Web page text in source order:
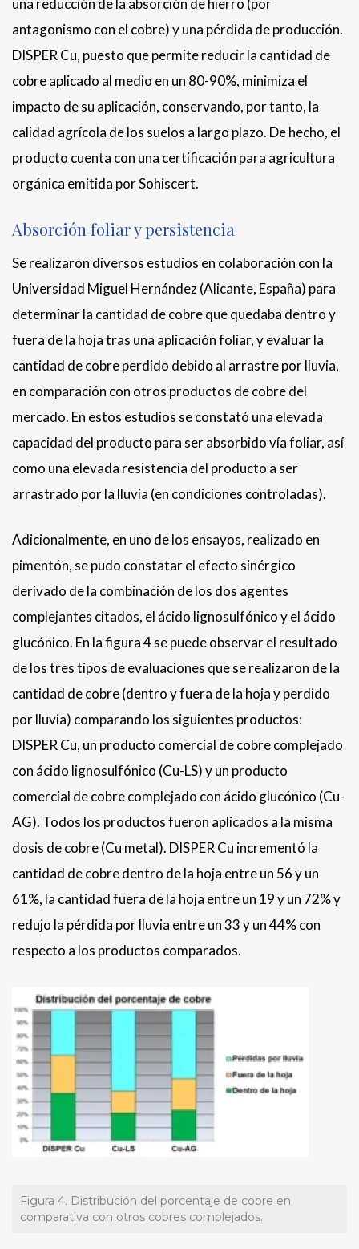
antagonismo con el cobre) y una pérdida de producción.
DISPER Cu, puesto que permite reducir la cantidad de
cobre aplicado al medio en un 80-90%, minimiza el
impacto de su aplicación, conservando, por tanto, la
calidad agrícola de los suelos a largo plazo. De hecho, el
producto cuenta con una certificación para agricultura
orgánica emitida por Sohiscert.
Absorción foliar y persistencia
Se realizaron diversos estudios en colaboración con la
Universidad Miguel Hernández (Alicante, España) para
determinar la cantidad de cobre que quedaba dentro y
fuera de la hoja tras una aplicación foliar, y evaluar la
cantidad de cobre perdido debido al arrastre por lluvia,
en comparación con otros productos de cobre del
mercado. En estos estudios se constató una elevada
capacidad del producto para ser absorbido vía foliar, así
como una elevada resistencia del producto a ser
arrastrado por la lluvia (en condiciones controladas).
Adicionalmente, en uno de los ensayos, realizado en
pimentón, se pudo constatar el efecto sinérgico
derivado de la combinación de los dos agentes
complejantes citados, el ácido lignosulfónico y el ácido
glucónico. En la figura 4 se puede observar el resultado
de los tres tipos de evaluaciones que se realizaron de la
cantidad de cobre (dentro y fuera de la hoja y perdido
por lluvia) comparando los siguientes productos:
DISPER Cu, un producto comercial de cobre complejado
con ácido lignosulfónico (Cu-LS) y un producto
comercial de cobre complejado con ácido glucónico (Cu-
AG). Todos los productos fueron aplicados a la misma
dosis de cobre (Cu metal). DISPER Cu incrementó la
cantidad de cobre dentro de la hoja entre un 56 y un
61%, la cantidad fuera de la hoja entre un 19 y un 72% y
redujo la pérdida por lluvia entre un 33 y un 44% con
respecto a los productos comparados.
Figura 4. Distribución del porcentaje de cobre en
comparativa con otros cobres complejados.